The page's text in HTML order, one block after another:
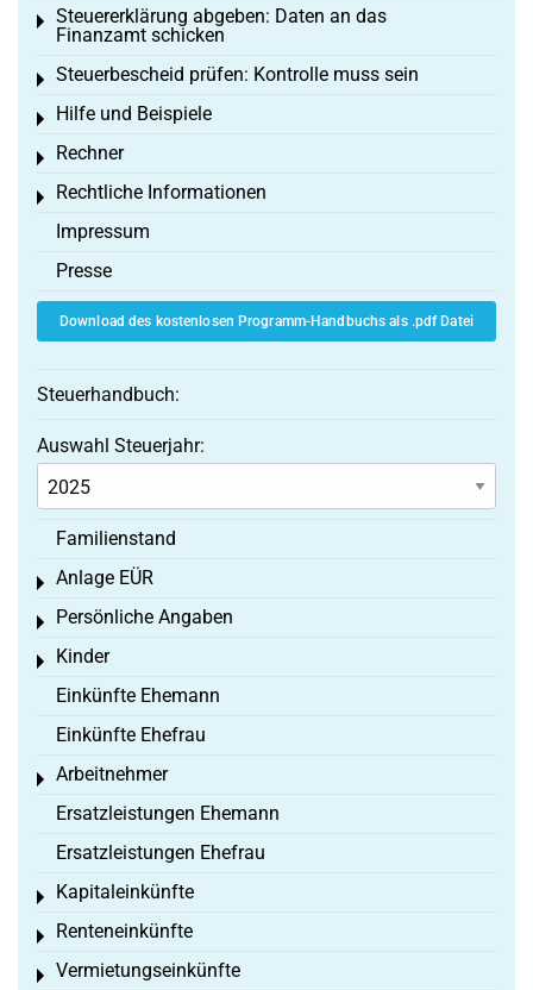
Steuererklärung abgeben: Daten an das
Finanzamt schicken
Toggle menu
Steuerbescheid prüfen: Kontrolle muss sein
Toggle menu
Hilfe und Beispiele
Toggle menu
Rechner
Toggle menu
Rechtliche Informationen
Toggle menu
Impressum
Presse
Download des kostenlosen Programm-Handbuchs als .pdf Datei
Steuerhandbuch:
Auswahl Steuerjahr:
Familienstand
Anlage EÜR
Toggle menu
Persönliche Angaben
Toggle menu
Kinder
Toggle menu
Einkünfte Ehemann
Einkünfte Ehefrau
Arbeitnehmer
Toggle menu
Ersatzleistungen Ehemann
Ersatzleistungen Ehefrau
Kapitaleinkünfte
Toggle menu
Renteneinkünfte
Toggle menu
Vermietungseinkünfte
Toggle menu